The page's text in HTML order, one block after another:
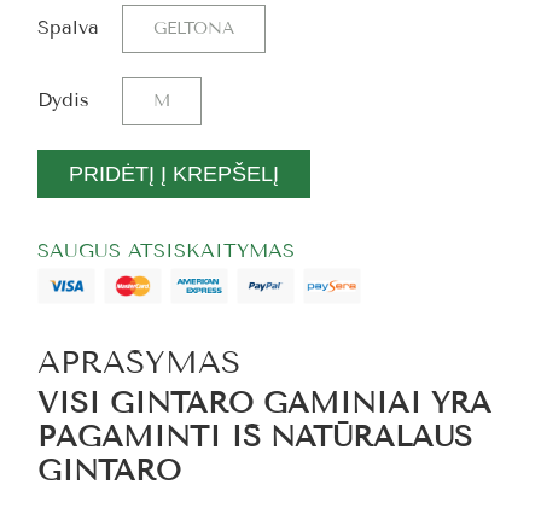
Spalva GELTONA
Dydis M
PRIDĖTĮ Į KREPŠELĮ
SAUGUS ATSISKAITYMAS
APRAŠYMAS
VISI GINTARO GAMINIAI YRA
PAGAMINTI IŠ NATŪRALAUS
GINTARO